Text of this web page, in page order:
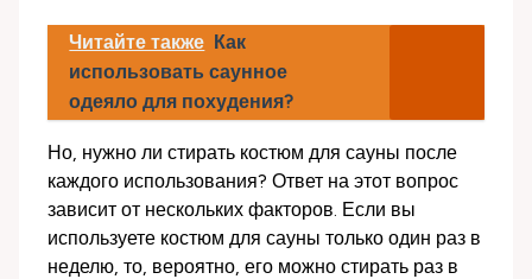
Читайте также Как
использовать саунное
одеяло для похудения?
Но, нужно ли стирать костюм для сауны после
каждого использования? Ответ на этот вопрос
зависит от нескольких факторов. Если вы
используете костюм для сауны только один раз в
неделю, то, вероятно, его можно стирать раз в